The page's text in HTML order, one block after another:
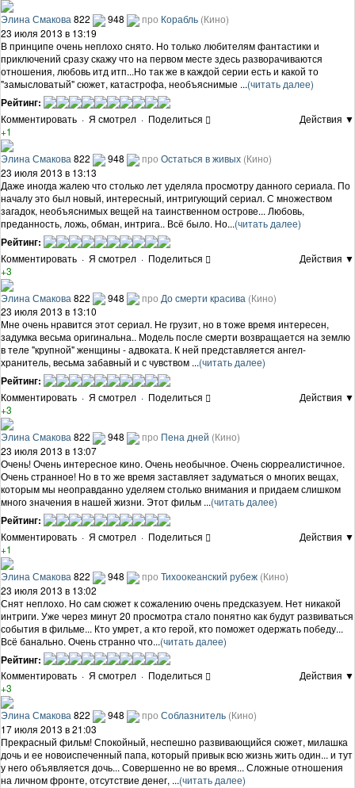
Элина Смакова822 948 про Корабль (Кино)
23 июля 2013 в 13:19
В принципе очень неплохо снято. Но только любителям фантастики и
приключений сразу скажу что на первом месте здесь разворачиваются
отношения, любовь итд итп...Но так же в каждой серии есть и какой то
"замысловатый" сюжет, катастрофа, необъяснимые ...(читать далее)
Рейтинг:
Комментировать · Я смотрел · Поделиться
Действия ▼
+1
Элина Смакова 822 948 про Остаться в живых (Кино)
23 июля 2013 в 13:13
Даже иногда жалею что столько лет уделяла просмотру данного сериала. По
началу это был новый, интересный, интригующий сериал. С множеством
загадок, необъяснимых вещей на таинственном острове... Любовь,
преданность, ложь, обман, интрига.. Всё было. Но...(читать далее)
Рейтинг:
Комментировать · Я смотрел · Поделиться
Действия ▼
+3
Элина Смакова 822 948 про До смерти красива (Кино)
23 июля 2013 в 13:10
Мне очень нравится этот сериал. Не грузит, но в тоже время интересен,
задумка весьма оригинальна.. Модель после смерти возвращается на землю
в теле "крупной" женщины - адвоката. К ней представляется ангел-
хранитель, весьма забавный и с чувством ...(читать далее)
Рейтинг:
Комментировать · Я смотрел · Поделиться
Действия ▼
+3
Элина Смакова 822 948 про Пена дней (Кино)
23 июля 2013 в 13:07
Очень! Очень интересное кино. Очень необычное. Очень сюрреалистичное.
Очень странное! Но в то же время заставляет задуматься о многих вещах,
которым мы неоправданно уделяем столько внимания и придаем слишком
много значения в нашей жизни. Этот фильм ...(читать далее)
Рейтинг:
Комментировать · Я смотрел · Поделиться
Действия ▼
+1
Элина Смакова 822 948 про Тихоокеанский рубеж (Кино)
23 июля 2013 в 13:02
Снят неплохо. Но сам сюжет к сожалению очень предсказуем. Нет никакой
интриги. Уже через минут 20 просмотра стало понятно как будут развиваться
события в фильме... Кто умрет, а кто герой, кто поможет одержать победу...
Всё банально. Очень странно что...(читать далее)
Рейтинг:
Комментировать · Я смотрел · Поделиться
Действия ▼
+3
Элина Смакова 822 948 про Соблазнитель (Кино)
17 июля 2013 в 21:03
Прекрасный фильм! Спокойный, неспешно развивающийся сюжет, милашка
дочь и ее новоиспеченный папа, который привык всю жизнь жить один... и тут
у него объявляется дочь... Совершенно не во время... Сложные отношения
на личном фронте, отсутствие денег, ...(читать далее)